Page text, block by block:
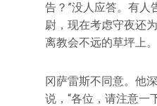
告？”没人应答。有人
尉，现在考虑守夜还
离教会不远的草坪上。
冈萨雷斯不同意。他
说，“各位，请注意一